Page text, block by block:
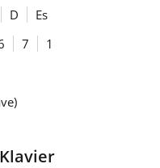
D Es
7 1